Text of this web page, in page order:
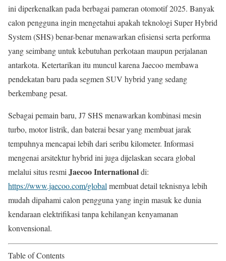
ini diperkenalkan pada berbagai pameran otomotif 2025. Banyak
calon pengguna ingin mengetahui apakah teknologi Super Hybrid
System (SHS) benar-benar menawarkan efisiensi serta performa
yang seimbang untuk kebutuhan perkotaan maupun perjalanan
antarkota. Ketertarikan itu muncul karena Jaecoo membawa
pendekatan baru pada segmen SUV hybrid yang sedang
berkembang pesat.
Sebagai pemain baru, J7 SHS menawarkan kombinasi mesin
turbo, motor listrik, dan baterai besar yang membuat jarak
tempuhnya mencapai lebih dari seribu kilometer. Informasi
mengenai arsitektur hybrid ini juga dijelaskan secara global
melalui situs resmi Jaecoo Internationaldi:
https://www.jaecoo.com/global membuat detail teknisnya lebih
mudah dipahami calon pengguna yang ingin masuk ke dunia
kendaraan elektrifikasi tanpa kehilangan kenyamanan
konvensional.
Table of Contents